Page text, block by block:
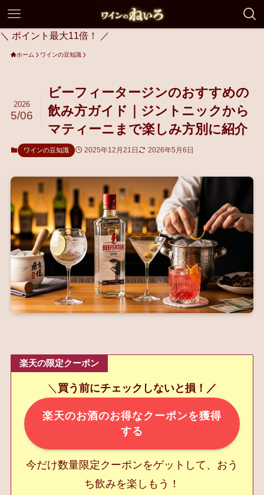
＼ ポイント最大11倍！ ／
ホーム ワインの豆知識
ビーフィータージンのおすすめの
飲み方ガイド｜ジントニックから
マティーニまで楽しみ方別に紹介
2026
5/06
ワインの豆知識 2025年12月21日 2026年5月6日
楽天の限定クーポン
＼ 買う前にチェックしないと損！／
楽天のお酒のお得なクーポンを獲得
する
今だけ数量限定クーポンをゲットして、おう
ち飲みを楽しもう！